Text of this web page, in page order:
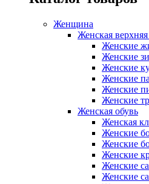
Женщина
Женская
Женские
Женские
Женские
Женские
Женские
Женские
Женская обувь
Женская
Женские
Женские
Женские
Женские
Женские